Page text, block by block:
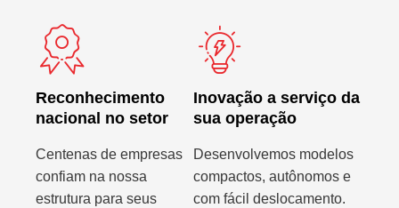
Reconhecimento
nacional no setor
Centenas de empresas
confiam na nossa
estrutura para seus
Inovação a serviço da
sua operação
Desenvolvemos modelos
compactos, autônomos e
com fácil deslocamento.